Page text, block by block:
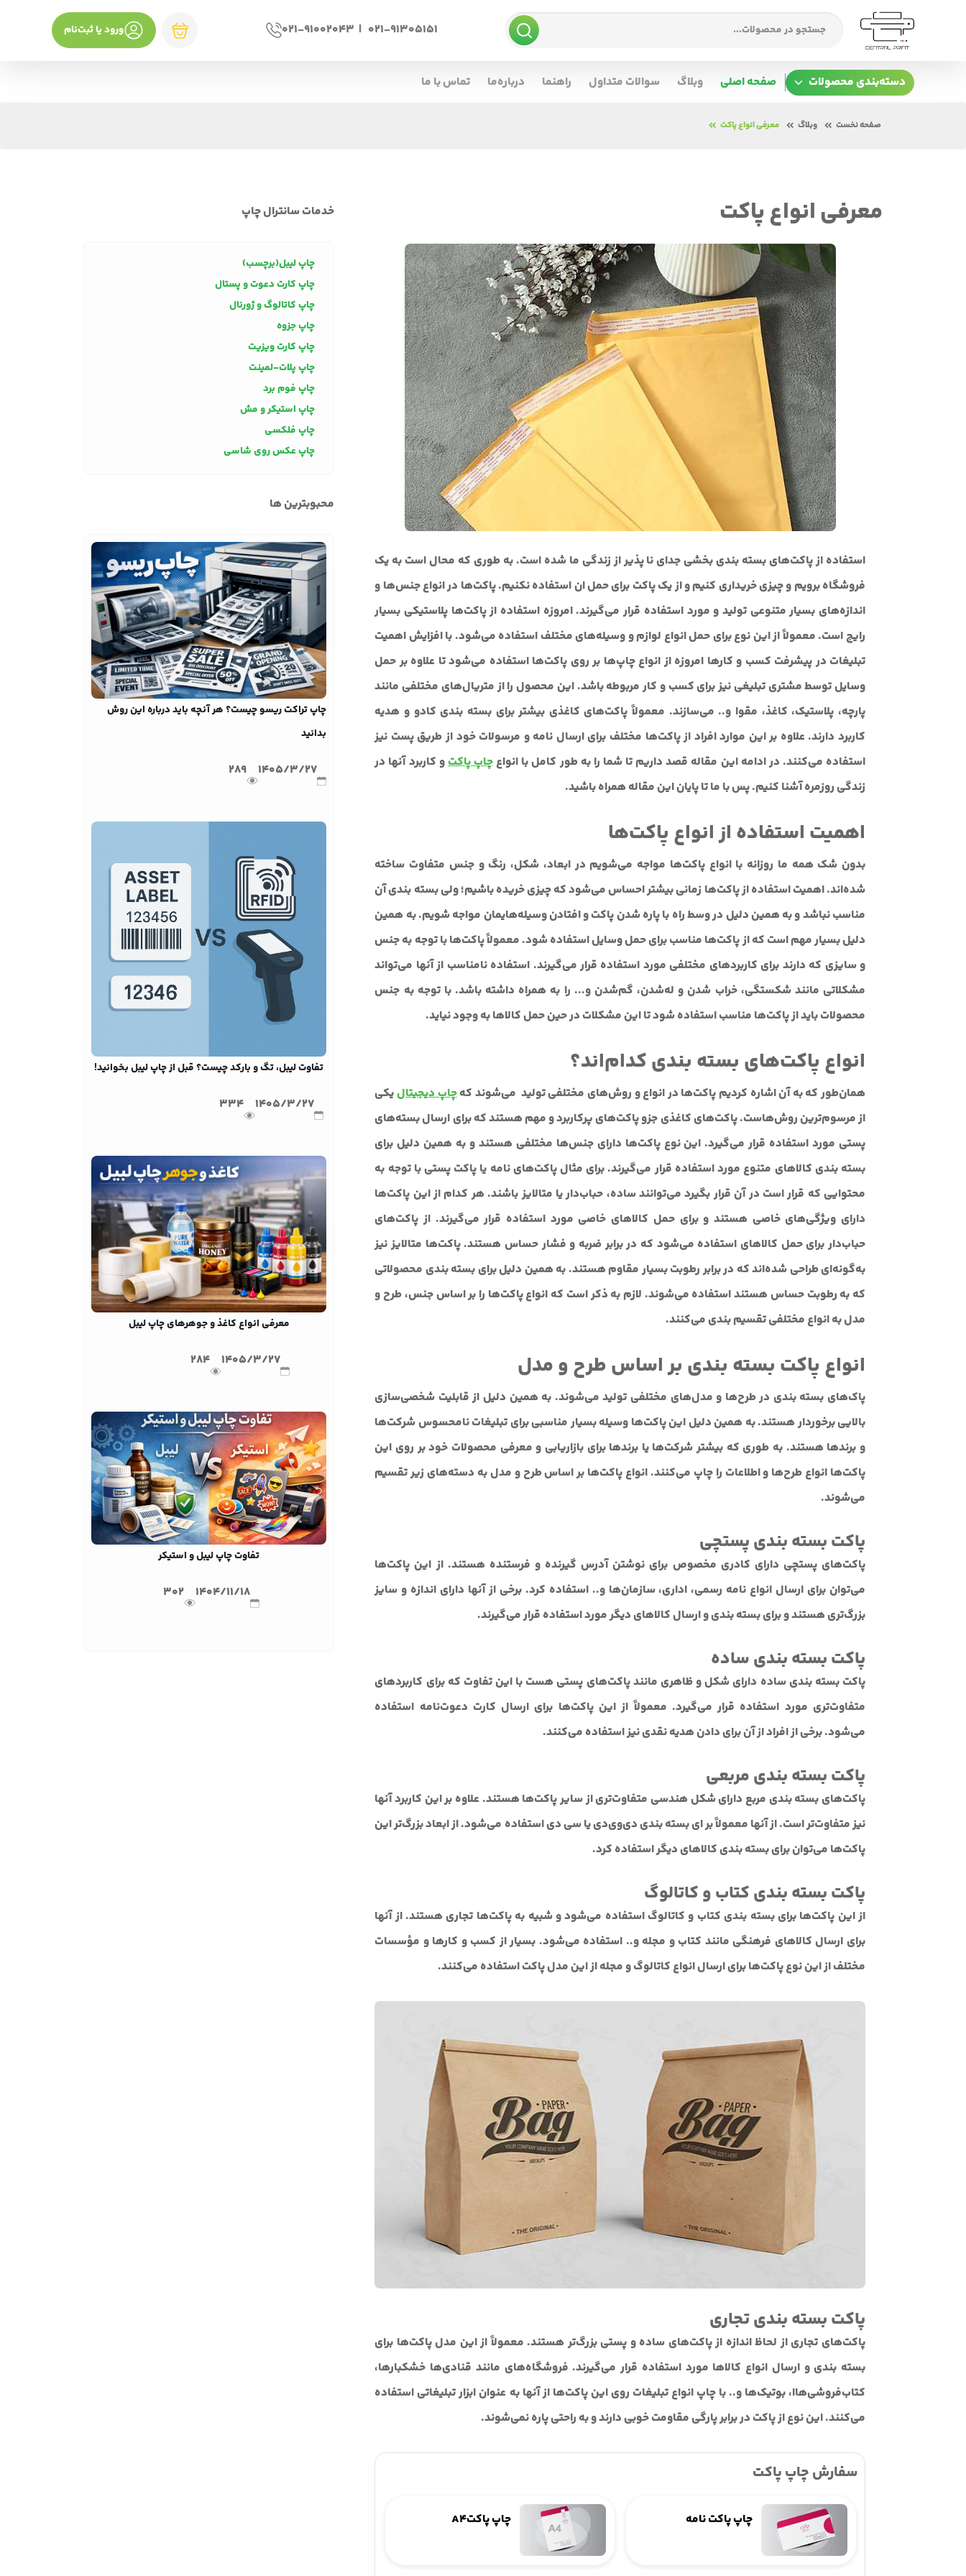
021-91305151
|
021-91002043 ورود یا ثبت‌نام
دسته‌بندی محصولات صفحه اصلی وبلاگ سوالات متداول راهنما درباره‌ما تماس با ما
صفحه نخست وبلاگ معرفی انواع پاکت
معرفی انواع پاکت
استفاده از پاکت‌های بسته بندی بخشی جدای نا پذیر از زندگی ما شده است. به طوری که محال است به یک
فروشگاه برویم و چیزی خریداری کنیم و از یک پاکت برای حمل ان استفاده نکنیم. پاکت‌ها در انواع جنس‌ها و
اندازه‌های بسیار متنوعی تولید و مورد استفاده قرار می‌گیرند. امروزه استفاده از پاکت‌ها پلاستیکی بسیار
رایج است. معمولاً از این نوع برای حمل انواع لوازم و وسیله‌های مختلف استفاده می‌شود. با افزایش اهمیت
تبلیغات در پیشرفت کسب و کارها امروزه از انواع چاپ‌ها بر روی پاکت‌ها استفاده می‌شود تا علاوه بر حمل
وسایل توسط مشتری تبلیغی نیز برای کسب و کار مربوطه باشد. این محصول را از متریال‌های مختلفی مانند
پارچه، پلاستیک، کاغذ، مقوا و.. می‌سازند. معمولاً پاکت‌های کاغذی بیشتر برای بسته بندی کادو و هدیه
کاربرد دارند. علاوه بر این موارد افراد از پاکت‌ها مختلف برای ارسال نامه و مرسولات خود از طریق پست نیز
استفاده می‌کنند. در ادامه این مقاله قصد داریم تا شما را به طور کامل با انواع چاپ پاکت‌و کاربرد آنها در
زندگی روزمره آشنا کنیم. پس با ما تا پایان این مقاله همراه باشید.
اهمیت استفاده از انواع پاکت‌ها
بدون شک همه ما روزانه با انواع پاکت‌ها مواجه می‌شویم در ابعاد، شکل، رنگ و جنس متفاوت ساخته
شده‌اند. اهمیت استفاده از پاکت‌ها زمانی بیشتر احساس می‌شود که چیزی خریده باشیم؛ ولی بسته بندی آن
مناسب نباشد و به همین دلیل در وسط راه با پاره شدن پاکت و افتادن وسیله‌هایمان مواجه شویم. به همین
دلیل بسیار مهم است که از پاکت‌ها مناسب برای حمل وسایل استفاده شود. معمولاً پاکت‌ها با توجه به جنس
و سایزی که دارند برای کاربردهای مختلفی مورد استفاده قرار می‌گیرند. استفاده نامناسب از آنها می‌تواند
مشکلاتی مانند شکستگی، خراب شدن و له‌شدن، گم‌شدن و... را به همراه داشته باشد. با توجه به جنس
محصولات باید از پاکت‌ها مناسب استفاده شود تا این مشکلات در حین حمل کالاها به وجود نیاید.
انواع پاکت‌های بسته بندی کدام‌اند؟
همان‌طور که به آن اشاره کردیم پاکت‌ها در انواع و روش‌های مختلفی تولید می‌شوند کهچاپ دیجیتال یکی
از مرسوم‌ترین روش‌هاست. پاکت‌های کاغذی جزو پاکت‌های پرکاربرد و مهم هستند که برای ارسال بسته‌های
پستی مورد استفاده قرار می‌گیرد. این نوع پاکت‌ها دارای جنس‌ها مختلفی هستند و به همین دلیل برای
بسته بندی کالاهای متنوع مورد استفاده قرار می‌گیرند. برای مثال پاکت‌های نامه یا پاکت پستی با توجه به
محتوایی که قرار است در آن قرار بگیرد می‌توانند ساده، حباب‌دار یا متالایز باشند. هر کدام از این پاکت‌ها
دارای ویژگی‌های خاصی هستند و برای حمل کالاهای خاصی مورد استفاده قرار می‌گیرند. از پاکت‌های
حباب‌دار برای حمل کالاهای استفاده می‌شود که در برابر ضربه و فشار حساس هستند. پاکت‌ها متالایز نیز
به‌گونه‌ای طراحی شده‌اند که در برابر رطوبت بسیار مقاوم هستند. به همین دلیل برای بسته بندی محصولاتی
که به رطوبت حساس هستند استفاده می‌شوند. لازم به ذکر است که انواع پاکت‌ها را بر اساس جنس، طرح و
مدل به انواع مختلفی تقسیم بندی می‌کنند.
انواع پاکت بسته بندی بر اساس طرح و مدل
پاک‌های بسته بندی در طرح‌ها و مدل‌های مختلفی تولید می‌شوند. به همین دلیل از قابلیت شخصی‌سازی
بالایی برخوردار هستند. به همین دلیل این پاکت‌ها وسیله بسیار مناسبی برای تبلیغات نامحسوس شرکت‌ها
و برندها هستند. به طوری که بیشتر شرکت‌ها یا برندها برای بازاریابی و معرفی محصولات خود بر روی این
پاکت‌ها انواع طرح‌ها و اطلاعات را چاپ می‌کنند. انواع پاکت‌ها بر اساس طرح و مدل به دسته‌های زیر تقسیم
می‌شوند.
پاکت بسته بندی پستچی
پاکت‌های پستچی دارای کادری مخصوص برای نوشتن آدرس گیرنده و فرستنده هستند. از این پاکت‌ها
می‌توان برای ارسال انواع نامه رسمی، اداری، سازمان‌ها و.. استفاده کرد. برخی از آنها دارای اندازه و سایز
بزرگ‌تری هستند و برای بسته بندی و ارسال کالاهای دیگر مورد استفاده قرار می‌گیرند.
پاکت بسته بندی ساده
پاکت بسته بندی ساده دارای شکل و ظاهری مانند پاکت‌های پستی هست با این تفاوت که برای کاربردهای
متفاوت‌تری مورد استفاده قرار می‌گیرد. معمولاً از این پاکت‌ها برای ارسال کارت دعوت‌نامه استفاده
می‌شود. برخی از افراد از آن برای دادن هدیه نقدی نیز استفاده می‌کنند.
پاکت بسته بندی مربعی
پاکت‌های بسته بندی مربع دارای شکل هندسی متفاوت‌تری از سایر پاکت‌ها هستند. علاوه بر این کاربرد آنها
نیز متفاوت‌تر است. از آنها معمولاً بر ای بسته بندی دی‌وی‌دی یا سی دی استفاده می‌شود. از ابعاد بزرگ‌تر این
پاکت‌ها می‌توان برای بسته بندی کالاهای دیگر استفاده کرد.
پاکت بسته بندی کتاب و کاتالوگ
از این پاکت‌ها برای بسته بندی کتاب و کاتالوگ استفاده می‌شود و شبیه به پاکت‌ها تجاری هستند. از آنها
برای ارسال کالاهای فرهنگی مانند کتاب و مجله و.. استفاده می‌شود. بسیار از کسب و کارها و مؤسسات
مختلف از این نوع پاکت‌ها برای ارسال انواع کاتالوگ و مجله از این مدل پاکت استفاده می‌کنند.
پاکت بسته بندی تجاری
پاکت‌های تجاری از لحاظ اندازه از پاکت‌های ساده و پستی بزرگ‌تر هستند. معمولاً از این مدل پاکت‌ها برای
بسته بندی و ارسال انواع کالاها مورد استفاده قرار می‌گیرند. فروشگاه‌های مانند قنادی‌ها خشکبارها،
کتاب‌فروشی‌هاا، بوتیک‌ها و.. با چاپ انواع تبلیغات روی این پاکت‌ها از آنها به عنوان ابزار تبلیغاتی استفاده
می‌کنند. این نوع از پاکت در برابر پارگی مقاومت خوبی دارند و به راحتی پاره نمی‌شوند.
سفارش چاپ پاکت
چاپ پاکت نامه چاپ پاکتA4
خدمات سانترال چاپ
چاپ لیبل(برچسب)
چاپ کارت دعوت و پستال
چاپ کاتالوگ و ژورنال
چاپ جزوه
چاپ کارت ویزیت
چاپ پلات-لمینت
چاپ فوم برد
چاپ استیکر و مش
چاپ فلکسی
چاپ عکس روی شاسی
محبوبترین ها
چاپ تراکت ریسو چیست؟ هر آنچه باید درباره این روش
بدانید
1405/3/27
289
تفاوت لیبل، تگ و بارکد چیست؟ قبل از چاپ لیبل بخوانید!
1405/3/27
334
معرفی انواع کاغذ و جوهرهای چاپ لیبل
1405/3/27
284
تفاوت چاپ لیبل و استیکر
1404/11/18
302